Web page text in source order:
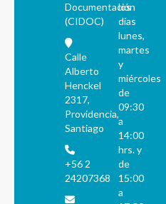
Documentación
(CIDOC)
Calle
Alberto
Henckel
2317,
Providencia,
Santiago
+56 2
24207368
los
días
lunes,
martes
y
miércoles
de
09:30
a
14:00
hrs. y
de
15:00
a